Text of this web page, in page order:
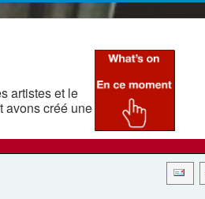
artistes et le
avons créé une